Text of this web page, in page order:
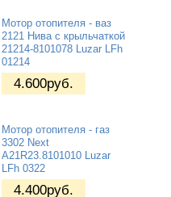
Мотор отопителя - ваз
2121 Нива с крыльчаткой
21214-8101078 Luzar LFh
01214
4.600руб.
Мотор отопителя - газ
3302 Next
A21R23.8101010 Luzar
LFh 0322
4.400руб.